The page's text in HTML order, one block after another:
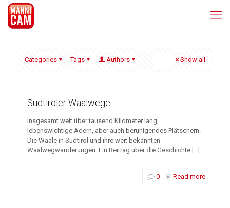
Categories Tags Authors Show all
Südtiroler Waalwege
Insgesamt weit über tausend Kilometer lang,
lebenswichtige Adern, aber auch beruhigendes Plätschern.
Die Waale in Südtirol und ihre weit bekannten
Waalwegwanderungen. Ein Beitrag über die Geschichte […]
0 Read more